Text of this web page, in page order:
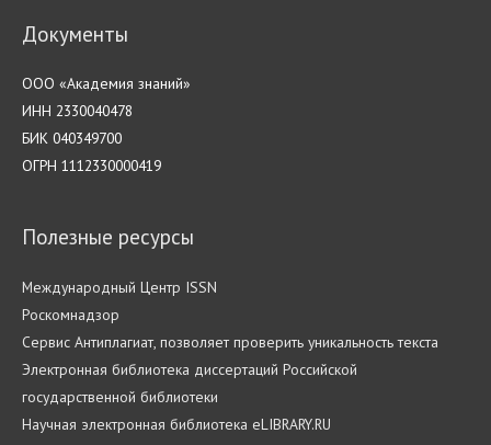
Документы
ООО «Академия знаний»
ИНН 2330040478
БИК 040349700
ОГРН 1112330000419
Полезные ресурсы
Международный Центр ISSN
Роскомнадзор
Cервис Антиплагиат, позволяет проверить уникальность текста
Электронная библиотека диссертаций Российской
государственной библиотеки
Научная электронная библиотека eLIBRARY.RU